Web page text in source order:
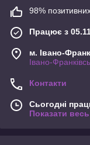
98% позитивних
Працює з
м. Івано-
Івано-
Контакти
Сьогодні
Показати